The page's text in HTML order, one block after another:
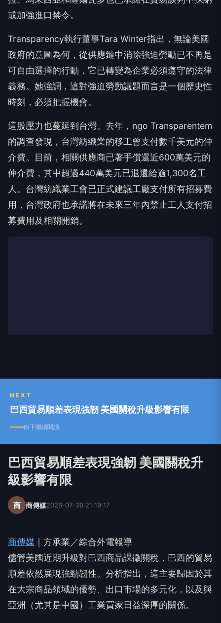
或加強進口禁令。
Transparency執行董事Tara Winter指出，無論美國
政府的意圖為何，從供應鏈中消除強迫勞動已不再是
可自由選擇的行動，它已轉變為企業必須遵守的法律
義務。她強調，這對強迫勞動議題而言是一個歷史性
時刻，必須把握機會。
這股壓力也蔓延到台灣。去年，ngo Transparentem
的調查發現，台灣紡織業的移工曾支付數千美元的仲
介費。目前，相關供應商已著手償還近600萬美元的
仲介費，其中超過440萬美元已退還給逾1,300名工
人。台灣紡織業工會已正式建議工廠支付所有招募費
用，台灣政府也承諾將在未來三年內禁止工人支付招
募費用及相關開銷。
NEXT
巴西貿易順差表現強韌 美國關稅升級影響有限
向下繼續閱讀
巴西貿易順差表現強韌 美國關稅升
級影響有限
商 商傳媒2026-07-30 21:19:17
商傳媒 ｜方承業／綜合外電報導
儘管美國近期升級對巴西商品課徵關稅，巴西的貿易
順差依然展現強勁韌性。分析指出，這主要歸因於其
在大宗商品領域的優勢、出口市場的多元化，以及與
亞洲（尤其是中國）工業買家日益深厚的關係。